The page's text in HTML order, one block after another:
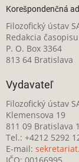
Korešpondenčná
Filozofický ústav
Redakcia
P. O. Box 3364
813 64 Bratislava
Vydavateľ
Filozofický ústav
Klemensova 19
811 09 Bratislava 1
Tel.: +4212 5292
E-mail: